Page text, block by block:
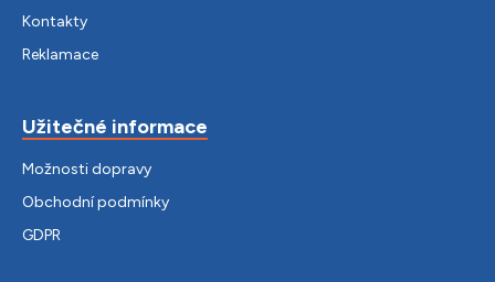
Kontakty
Reklamace
Užitečné informace
Možnosti dopravy
Obchodní podmínky
GDPR